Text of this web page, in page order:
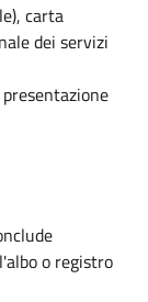
carta
dei servizi
o registro